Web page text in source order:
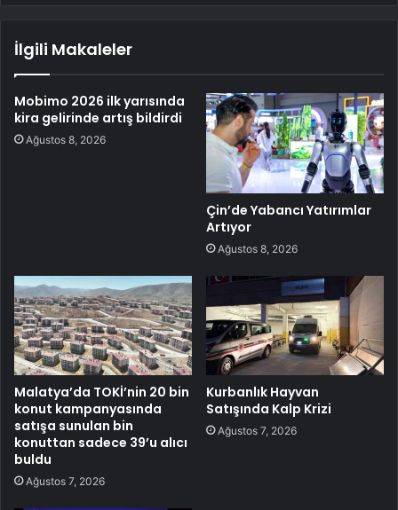
İlgili Makaleler
Mobimo 2026 ilk yarısında
kira gelirinde artış bildirdi
Ağustos 8, 2026
Çin’de Yabancı Yatırımlar
Artıyor
Ağustos 8, 2026
Malatya’da TOKİ’nin 20 bin
konut kampanyasında
satışa sunulan bin
konuttan sadece 39’u alıcı
buldu
Ağustos 7, 2026
Kurbanlık Hayvan
Satışında Kalp Krizi
Ağustos 7, 2026